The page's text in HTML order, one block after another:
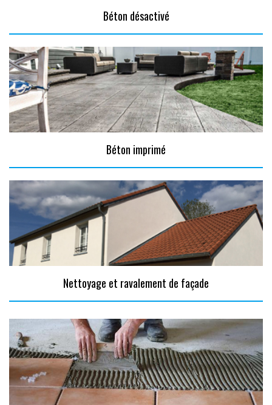
Béton désactivé
Béton imprimé
Nettoyage et ravalement de façade